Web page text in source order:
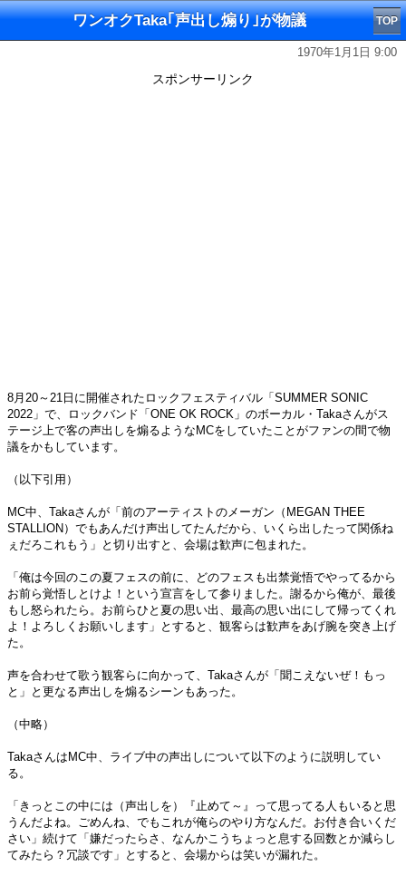
ワンオクTaka｢声出し煽り｣が物議 TOP
1970年1月1日 9:00
スポンサーリンク
8月20～21日に開催されたロックフェスティバル「SUMMER SONIC
2022」で、ロックバンド「ONE OK ROCK」のボーカル・Takaさんがス
テージ上で客の声出しを煽るようなMCをしていたことがファンの間で物
議をかもしています。
（以下引用）
MC中、Takaさんが「前のアーティストのメーガン（MEGAN THEE
STALLION）でもあんだけ声出してたんだから、いくら出したって関係ね
ぇだろこれもう」と切り出すと、会場は歓声に包まれた。
「俺は今回のこの夏フェスの前に、どのフェスも出禁覚悟でやってるから
お前ら覚悟しとけよ！という宣言をして参りました。謝るから俺が、最後
もし怒られたら。お前らひと夏の思い出、最高の思い出にして帰ってくれ
よ！よろしくお願いします」とすると、観客らは歓声をあげ腕を突き上げ
た。
声を合わせて歌う観客らに向かって、Takaさんが「聞こえないぜ！もっ
と」と更なる声出しを煽るシーンもあった。
（中略）
TakaさんはMC中、ライブ中の声出しについて以下のように説明してい
る。
「きっとこの中には（声出しを）『止めて～』って思ってる人もいると思
うんだよね。ごめんね、でもこれが俺らのやり方なんだ。お付き合いくだ
さい」続けて「嫌だったらさ、なんかこうちょっと息する回数とか減らし
てみたら？冗談です」とすると、会場からは笑いが漏れた。